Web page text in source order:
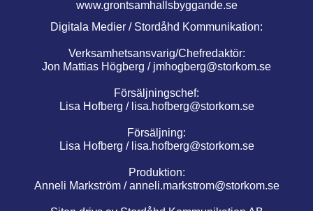
www.grontsamhallsbyggande.se
Digitala Medier / Stordåhd Kommunikation:
Verksamhetsansvarig/Chefredaktör:
Jon Mattias Högberg / jmhogberg@storkom.se
Försäljningschef:
Lisa Hofberg / lisa.hofberg@storkom.se
Försäljning:
Lisa Hofberg / lisa.hofberg@storkom.se
Produktion:
Anneli Markström / anneli.markstrom@storkom.se